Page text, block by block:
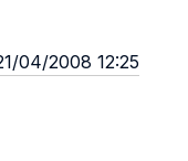
04/2008 12:25